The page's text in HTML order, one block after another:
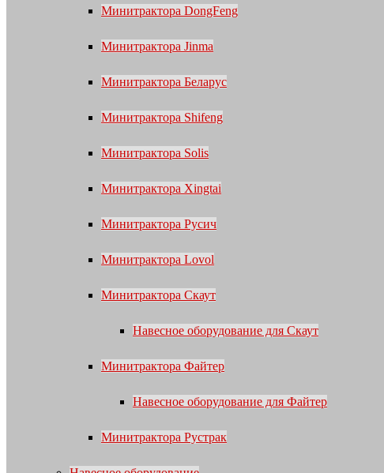
Минитрактора DongFeng
Минитрактора Jinma
Минитрактора Беларус
Минитрактора Shifeng
Минитрактора Solis
Минитрактора Xingtai
Минитрактора Русич
Минитрактора Lovol
Минитрактора Скаут
Навесное оборудование для Скаут
Минитрактора Файтер
Навесное оборудование для Файтер
Минитрактора Рустрак